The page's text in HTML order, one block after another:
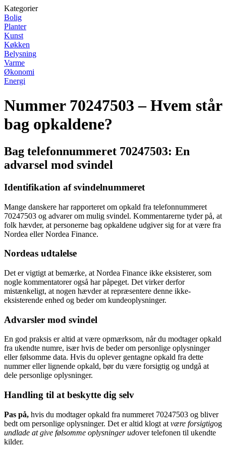
Kategorier
Bolig
Planter
Kunst
Køkken
Belysning
Varme
Økonomi
Energi
Nummer 70247503 – Hvem står
bag opkaldene?
Bag telefonnummeret 70247503: En
advarsel mod svindel
Identifikation af svindelnummeret
Mange danskere har rapporteret om opkald fra telefonnummeret
70247503 og advarer om mulig svindel. Kommentarerne tyder på, at
folk hævder, at personerne bag opkaldene udgiver sig for at være fra
Nordea eller Nordea Finance.
Nordeas udtalelse
Det er vigtigt at bemærke, at Nordea Finance ikke eksisterer, som
nogle kommentatorer også har påpeget. Det virker derfor
mistænkeligt, at nogen hævder at repræsentere denne ikke-
eksisterende enhed og beder om kundeoplysninger.
Advarsler mod svindel
En god praksis er altid at være opmærksom, når du modtager opkald
fra ukendte numre, især hvis de beder om personlige oplysninger
eller følsomme data. Hvis du oplever gentagne opkald fra dette
nummer eller lignende opkald, bør du være forsigtig og undgå at
dele personlige oplysninger.
Handling til at beskytte dig selv
Pas på, hvis du modtager opkald fra nummeret 70247503 og bliver
bedt om personlige oplysninger. Det er altid klogt at være forsigtigog
undlade at give følsomme oplysninger udover telefonen til ukendte
kilder.